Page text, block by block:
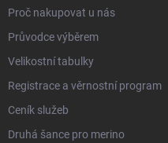
Proč nakupovat u nás
Průvodce výběrem
Velikostní tabulky
Registrace a věrnostní program
Ceník služeb
Druhá šance pro merino